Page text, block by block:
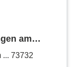
am
... 73732